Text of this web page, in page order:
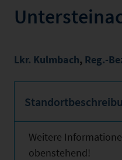
Lkr. Kulmbach, Reg.-
Weitere
obenstehend!